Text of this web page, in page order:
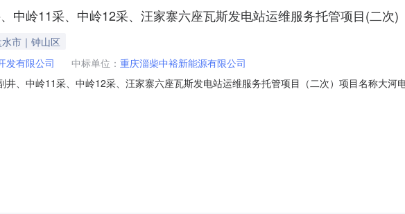
中岭11采、中岭12采、汪家寨六座瓦斯发电站运维服务托管项目(二次)
市｜钟山区
发有限公司 中标单位： 重庆淄柴中裕新能源有限公司
井、中岭11采、中岭12采、汪家寨六座瓦斯发电站运维服务托管项目（二次）项目名称大
（kW.h）、最低年度发电总量1900（kW.h∕年）大河电站、那罗、大湾副井、中岭